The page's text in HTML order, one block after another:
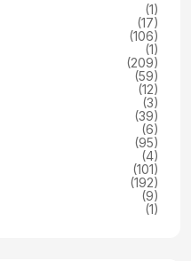
(1)
(17)
(106)
(1)
(209)
(59)
(12)
(3)
(39)
(6)
(95)
(4)
(101)
(192)
(9)
(1)